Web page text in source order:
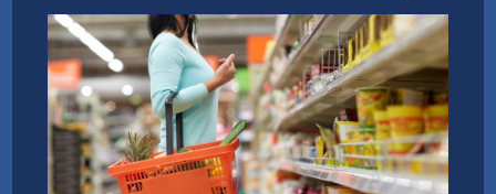
FINANSIJE
IZ STRANIH MEDIJA
AKTIVNOSTI
SWOT INTERVJU
UČLANI SE
KONTAKT